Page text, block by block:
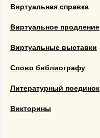
Виртуальная справка
Виртуальное продление
Виртуальные выставки
Слово библиографу
Литературный поединок
Викторины